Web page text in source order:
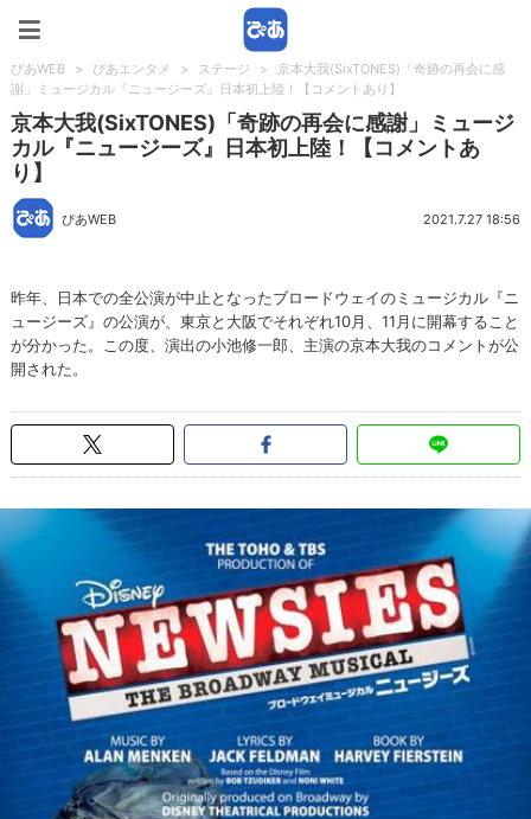
ぴあWEB > ぴあエンタメ > ステージ >
京本大我(SixTONES)「奇跡の再会に感
謝」ミュージカル『ニュージーズ』日本初上陸！【コメントあり】
京本大我(SixTONES)「奇跡の再会に感謝」ミュージ
カル『ニュージーズ』日本初上陸！【コメントあ
り】
ぴあWEB 2021.7.27 18:56
昨年、日本での全公演が中止となったブロードウェイのミュージカル『ニ
ュージーズ』の公演が、東京と大阪でそれぞれ10月、11月に開幕すること
が分かった。この度、演出の小池修一郎、主演の京本大我のコメントが公
開された。